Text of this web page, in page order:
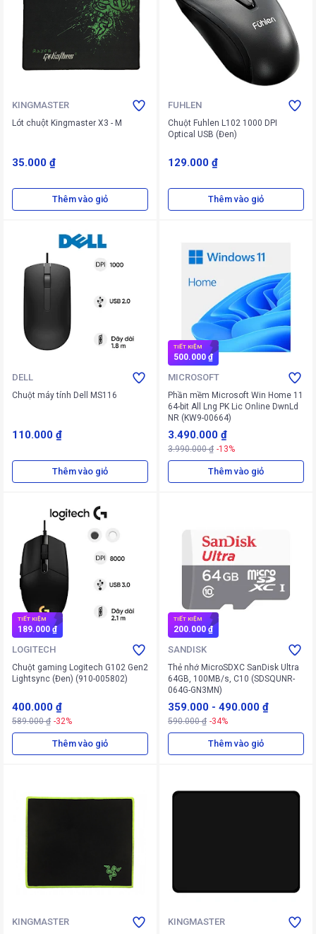
KINGMASTER
Lót chuột Kingmaster X3 - M
35.000 ₫
Thêm vào giỏ
FUHLEN
Chuột Fuhlen L102 1000 DPI
Optical USB (Đen)
129.000 ₫
Thêm vào giỏ
DELL
Chuột máy tính Dell MS116
110.000 ₫
Thêm vào giỏ
TIẾT KIỆM
500.000 ₫
MICROSOFT
Phần mềm Microsoft Win Home 11
64-bit All Lng PK Lic Online DwnLd
NR (KW9-00664)
3.490.000 ₫
3.990.000 ₫ -13%
Thêm vào giỏ
TIẾT KIỆM
189.000 ₫
LOGITECH
Chuột gaming Logitech G102 Gen2
Lightsync (Đen) (910-005802)
400.000 ₫
589.000 ₫ -32%
Thêm vào giỏ
TIẾT KIỆM
200.000 ₫
SANDISK
Thẻ nhớ MicroSDXC SanDisk Ultra
64GB, 100MB/s, C10 (SDSQUNR-
064G-GN3MN)
359.000 - 490.000 ₫
590.000 ₫ -34%
Thêm vào giỏ
KINGMASTER KINGMASTER